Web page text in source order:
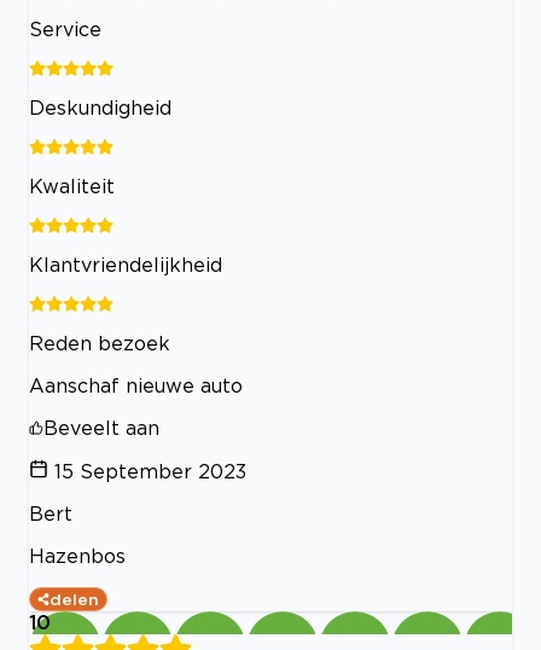
Service
Deskundigheid
Kwaliteit
Klantvriendelijkheid
Reden bezoek
Aanschaf nieuwe auto
Beveelt aan
15 September 2023
Bert
Hazenbos
delen
10